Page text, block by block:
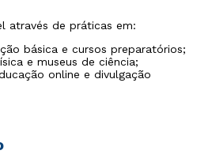
através de práticas em:
básica e cursos preparatórios;
e museus de ciência;
online e divulgação